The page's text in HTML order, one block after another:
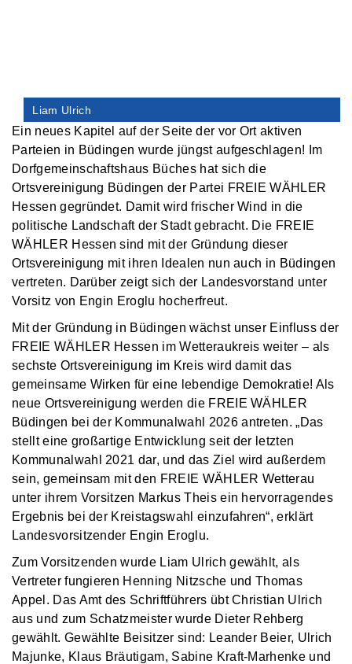
Liam Ulrich
Ein neues Kapitel auf der Seite der vor Ort aktiven
Parteien in Büdingen wurde jüngst aufgeschlagen! Im
Dorfgemeinschaftshaus Büches hat sich die
Ortsvereinigung Büdingen der Partei FREIE WÄHLER
Hessen gegründet. Damit wird frischer Wind in die
politische Landschaft der Stadt gebracht. Die FREIE
WÄHLER Hessen sind mit der Gründung dieser
Ortsvereinigung mit ihren Idealen nun auch in Büdingen
vertreten. Darüber zeigt sich der Landesvorstand unter
Vorsitz von Engin Eroglu hocherfreut.
Mit der Gründung in Büdingen wächst unser Einfluss der
FREIE WÄHLER Hessen im Wetteraukreis weiter – als
sechste Ortsvereinigung im Kreis wird damit das
gemeinsame Wirken für eine lebendige Demokratie! Als
neue Ortsvereinigung werden die FREIE WÄHLER
Büdingen bei der Kommunalwahl 2026 antreten. „Das
stellt eine großartige Entwicklung seit der letzten
Kommunalwahl 2021 dar, und das Ziel wird außerdem
sein, gemeinsam mit den FREIE WÄHLER Wetterau
unter ihrem Vorsitzen Markus Theis ein hervorragendes
Ergebnis bei der Kreistagswahl einzufahren“, erklärt
Landesvorsitzender Engin Eroglu.
Zum Vorsitzenden wurde Liam Ulrich gewählt, als
Vertreter fungieren Henning Nitzsche und Thomas
Appel. Das Amt des Schriftführers übt Christian Ulrich
aus und zum Schatzmeister wurde Dieter Rehberg
gewählt. Gewählte Beisitzer sind: Leander Beier, Ulrich
Majunke, Klaus Bräutigam, Sabine Kraft-Marhenke und